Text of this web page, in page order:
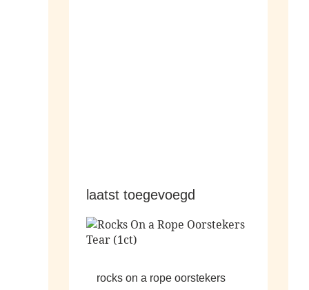
laatst toegevoegd
rocks on a rope oorstekers